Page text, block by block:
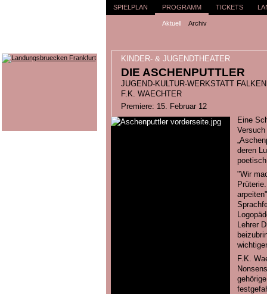
SPIELPLAN PROGRAMM
Aktuell Archiv
TICKETS
KINDER- & JUGENDTHEATER
DIE ASCHENPUTTLER
JUGEND-KULTUR-WERKSTATT
F.K. WAECHTER
Premiere: 15. Februar 12
Eine
deren
"Wir
Lehrer
F.K.